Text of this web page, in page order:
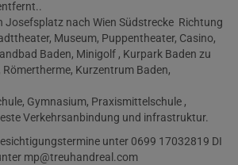
Josefsplatz nach Wien Südstrecke Richtung
Museum, Puppentheater, Casino,
Baden, Minigolf , Kurpark Baden zu
Römertherme, Kurzentrum Baden,
Gymnasium, Praxismittelschule ,
Verkehrsanbindung und infrastruktur.
unter 0699 17032819 DI
mp@treuhandreal.com